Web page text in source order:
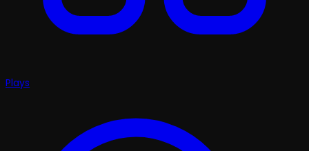
Plays